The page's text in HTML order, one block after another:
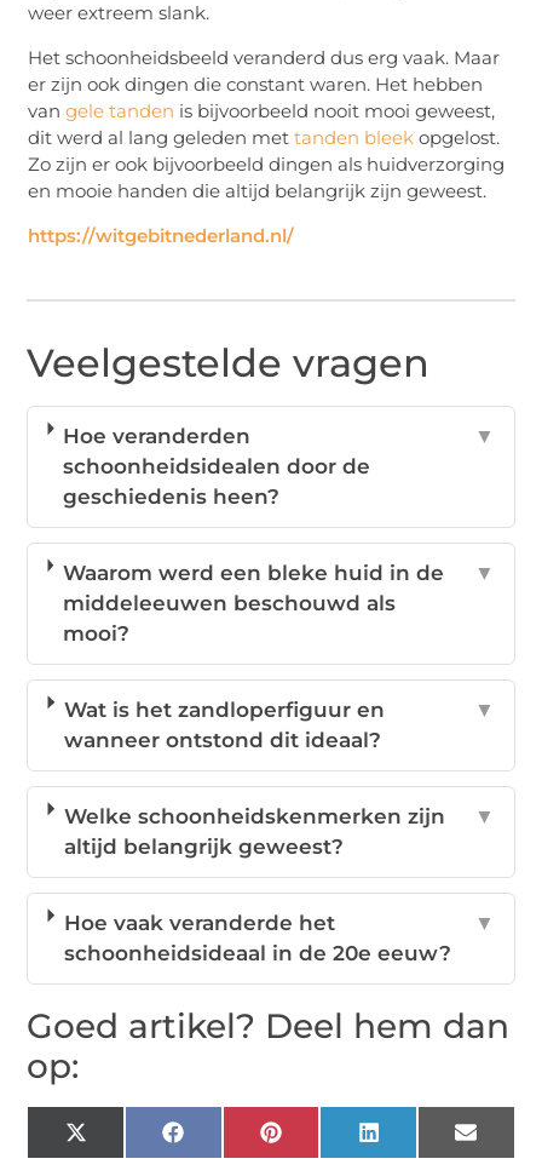
weer extreem slank.
Het schoonheidsbeeld veranderd dus erg vaak. Maar
er zijn ook dingen die constant waren. Het hebben
vangele tanden is bijvoorbeeld nooit mooi geweest,
dit werd al lang geleden mettanden bleek opgelost.
Zo zijn er ook bijvoorbeeld dingen als huidverzorging
en mooie handen die altijd belangrijk zijn geweest.
https://witgebitnederland.nl/
Veelgestelde vragen
Hoe veranderden
schoonheidsidealen door de
geschiedenis heen?
▼
Waarom werd een bleke huid in de
middeleeuwen beschouwd als
mooi?
▼
Wat is het zandloperfiguur en
wanneer ontstond dit ideaal?
▼
Welke schoonheidskenmerken zijn
altijd belangrijk geweest?
▼
Hoe vaak veranderde het
schoonheidsideaal in de 20e eeuw?
▼
Goed artikel? Deel hem dan
op:
X
(Twitter)
FacebookPinterestLinkedIn Email